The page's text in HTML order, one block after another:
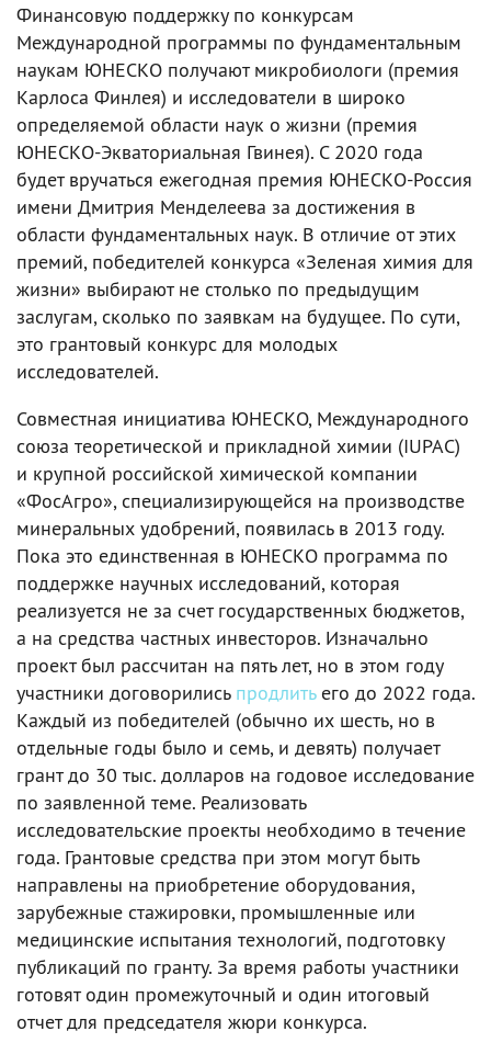
Финансовую поддержку по конкурсам
Международной программы по фундаментальным
наукам ЮНЕСКО получают микробиологи (премия
Карлоса Финлея) и исследователи в широко
определяемой области наук о жизни (премия
ЮНЕСКО-Экваториальная Гвинея). С 2020 года
будет вручаться ежегодная премия ЮНЕСКО-Россия
имени Дмитрия Менделеева за достижения в
области фундаментальных наук. В отличие от этих
премий, победителей конкурса «Зеленая химия для
жизни» выбирают не столько по предыдущим
заслугам, сколько по заявкам на будущее. По сути,
это грантовый конкурс для молодых
исследователей.
Совместная инициатива ЮНЕСКО, Международного
союза теоретической и прикладной химии (IUPAC)
и крупной российской химической компании
«ФосАгро», специализирующейся на производстве
минеральных удобрений, появилась в 2013 году.
Пока это единственная в ЮНЕСКО программа по
поддержке научных исследований, которая
реализуется не за счет государственных бюджетов,
а на средства частных инвесторов. Изначально
проект был рассчитан на пять лет, но в этом году
участники договорились продлитьего до 2022 года.
Каждый из победителей (обычно их шесть, но в
отдельные годы было и семь, и девять) получает
грант до 30 тыс. долларов на годовое исследование
по заявленной теме. Реализовать
исследовательские проекты необходимо в течение
года. Грантовые средства при этом могут быть
направлены на приобретение оборудования,
зарубежные стажировки, промышленные или
медицинские испытания технологий, подготовку
публикаций по гранту. За время работы участники
готовят один промежуточный и один итоговый
отчет для председателя жюри конкурса.